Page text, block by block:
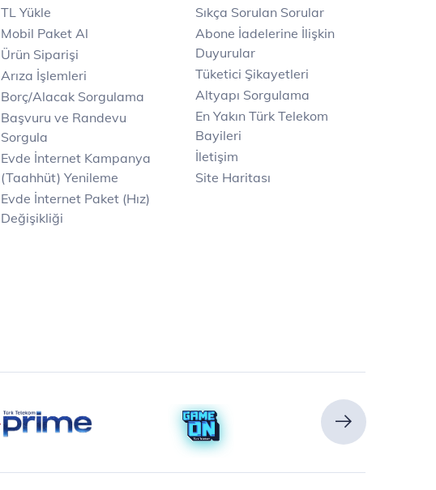
TL Yükle
Mobil Paket Al
Ürün Siparişi
Arıza İşlemleri
Borç/Alacak Sorgulama
Başvuru ve Randevu
Sorgula
Evde İnternet Kampanya
(Taahhüt) Yenileme
Evde İnternet Paket (Hız)
Değişikliği
Sıkça Sorulan Sorular
Abone İadelerine İlişkin
Duyurular
Tüketici Şikayetleri
Altyapı Sorgulama
En Yakın Türk Telekom
Bayileri
İletişim
Site Haritası